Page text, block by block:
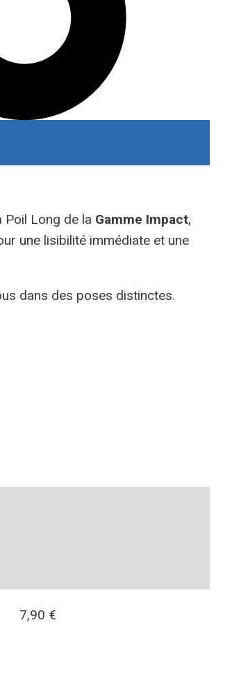
Poil Long de la Gamme Impact,
une lisibilité immédiate et une
dans des poses distinctes.
7,90 €